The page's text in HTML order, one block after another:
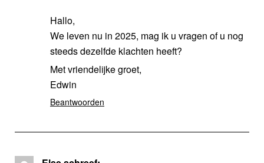
Hallo,
We leven nu in 2025, mag ik u vragen of u nog
steeds dezelfde klachten heeft?
Met vriendelijke groet,
Edwin
Beantwoorden